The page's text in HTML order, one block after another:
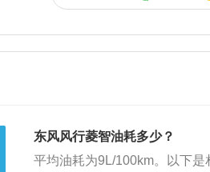
东风风行菱智油耗多少？
平均油耗为9L/100km。以下